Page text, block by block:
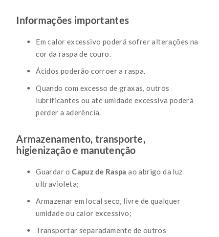
Informações importantes
Em calor excessivo poderá sofrer alterações na
cor da raspa de couro.
Ácidos poderão corroer a raspa.
Quando com excesso de graxas, outros
lubrificantes ou até umidade excessiva poderá
perder a aderência.
Armazenamento, transporte,
higienização e manutenção
Guardar oCapuz de Raspa ao abrigo da luz
ultravioleta;
Armazenar em local seco, livre de qualquer
umidade ou calor excessivo;
Transportar separadamente de outros